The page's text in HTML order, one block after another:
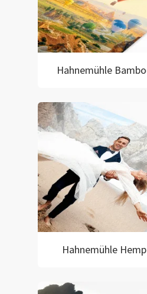
Hahnemühle
Hahnemühle